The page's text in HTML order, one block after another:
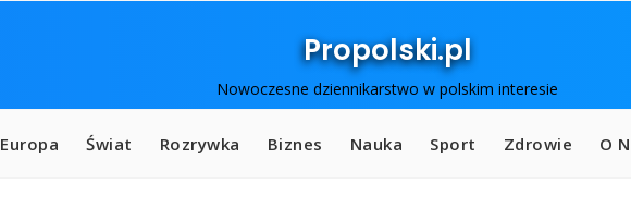
Propolski.pl
Nowoczesne dziennikarstwo w polskim interesie
Europa Świat Rozrywka Biznes Nauka Sport Zdrowie O